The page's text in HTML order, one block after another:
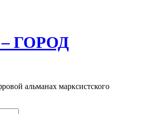
ГОРОД
альманах марксистского